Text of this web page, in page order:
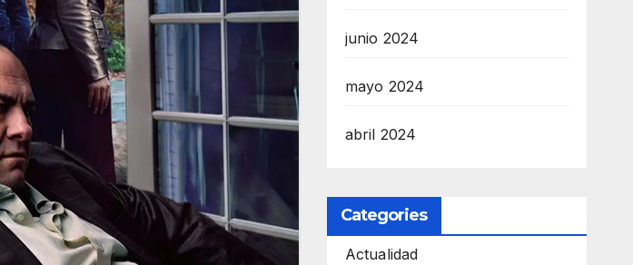
junio 2024
mayo 2024
abril 2024
Categories
Actualidad